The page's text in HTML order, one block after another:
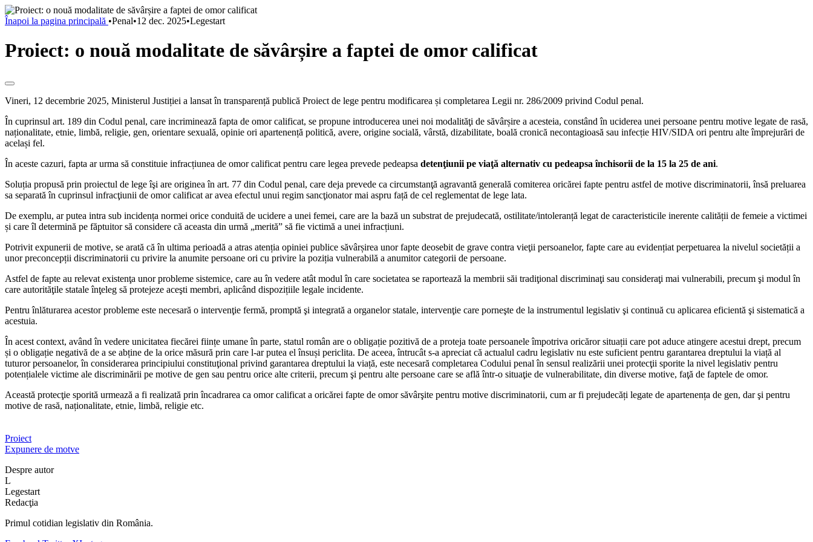
Înapoi la pagina principală •Penal•12 dec. 2025•Legestart
Proiect: o nouă modalitate de săvârșire a faptei de omor calificat
Vineri, 12 decembrie 2025, Ministerul Justiției a lansat în transparență publică Proiect de lege pentru modificarea și completarea Legii nr. 286/2009 privind Codul penal.
În cuprinsul art. 189 din Codul penal, care incriminează fapta de omor calificat, se propune introducerea unei noi modalităţi de săvârșire a acesteia, constând în uciderea unei persoane pentru motive legate de rasă,
naționalitate, etnie, limbă, religie, gen, orientare sexuală, opinie ori apartenență politică, avere, origine socială, vârstă, dizabilitate, boală cronică necontagioasă sau infecție HIV/SIDA ori pentru alte împrejurări de
același fel.
În aceste cazuri, fapta ar urma să constituie infracțiunea de omor calificat pentru care legea prevede pedeapsa detenţiunii pe viaţă alternativ cu pedeapsa închisorii de la 15 la 25 de ani.
Soluția propusă prin proiectul de lege îşi are originea în art. 77 din Codul penal, care deja prevede ca circumstanţă agravantă generală comiterea oricărei fapte pentru astfel de motive discriminatorii, însă preluarea
sa separată în cuprinsul infracţiunii de omor calificat ar avea efectul unui regim sancţionator mai aspru față de cel reglementat de lege lata.
De exemplu, ar putea intra sub incidența normei orice conduită de ucidere a unei femei, care are la bază un substrat de prejudecată, ostilitate/intoleranță legat de caracteristicile inerente calității de femeie a victimei
și care îl determină pe făptuitor să considere că aceasta din urmă „merită” să fie victimă a unei infracțiuni.
Potrivit expunerii de motive, se arată că în ultima perioadă a atras atenția opiniei publice săvârșirea unor fapte deosebit de grave contra vieţii persoanelor, fapte care au evidențiat perpetuarea la nivelul societății a
unor preconcepții discriminatorii cu privire la anumite persoane ori cu privire la poziția vulnerabilă a anumitor categorii de persoane.
Astfel de fapte au relevat existenţa unor probleme sistemice, care au în vedere atât modul în care societatea se raportează la membrii săi tradiţional discriminaţi sau consideraţi mai vulnerabili, precum şi modul în
care autorităţile statale înţeleg să protejeze aceşti membri, aplicând dispozițiile legale incidente.
Pentru înlăturarea acestor probleme este necesară o intervenţie fermă, promptă şi integrată a organelor statale, intervenţie care porneşte de la instrumentul legislativ şi continuă cu aplicarea eficientă şi sistematică a
acestuia.
În acest context, având în vedere unicitatea fiecărei ființe umane în parte, statul român are o obligație pozitivă de a proteja toate persoanele împotriva oricăror situații care pot aduce atingere acestui drept, precum
și o obligație negativă de a se abține de la orice măsură prin care l-ar putea el însuși periclita. De aceea, întrucât s-a apreciat că actualul cadru legislativ nu este suficient pentru garantarea dreptului la viață al
tuturor persoanelor, în considerarea principiului constituţional privind garantarea dreptului la viață, este necesară completarea Codului penal în sensul realizării unei protecţii sporite la nivel legislativ pentru
potențialele victime ale discriminării pe motive de gen sau pentru orice alte criterii, precum şi pentru alte persoane care se află într-o situaţie de vulnerabilitate, din diverse motive, faţă de faptele de omor.
Această protecţie sporită urmează a fi realizată prin încadrarea ca omor calificat a oricărei fapte de omor săvârşite pentru motive discriminatorii, cum ar fi prejudecăți legate de apartenența de gen, dar şi pentru
motive de rasă, naționalitate, etnie, limbă, religie etc.
Proiect
Expunere de motve
Despre autor
L
Legestart
Redacţia
Primul cotidian legislativ din România.